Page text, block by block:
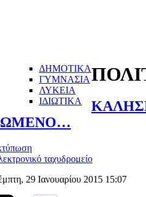
ΔΗΜΟΤΙΚΑ
ΓΥΜΝΑΣΙΑ
ΛΥΚΕΙΑ
ΙΔΙΩΤΙΚΑ
ταχυδρομείο
29 Ιανουαρίου 2015 15:07